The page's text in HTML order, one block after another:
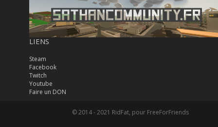
LIENS
Steam
Facebook
Twitch
Youtube
Faire un DON
© 2014 - 2021 RidFat, pour FreeForFriends